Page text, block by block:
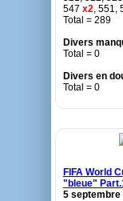
547 x2, 551,
Total = 289
Divers
Total = 0
Divers en
Total = 0
FIFA World
"bleue"
5 septembre